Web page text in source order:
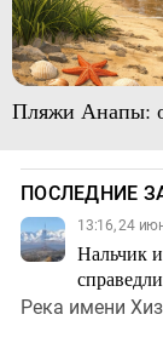
Пляжи Анапы:
ПОСЛЕДНИЕ
13:16, 24
Нальчик
Река имени